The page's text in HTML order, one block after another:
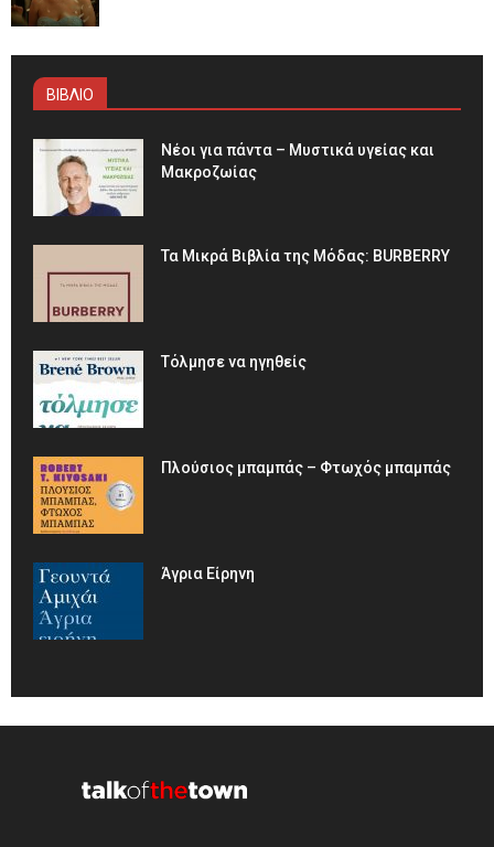
ΒΙΒΛΙΟ
Νέοι για πάντα – Μυστικά υγείας και
Μακροζωίας
Τα Μικρά Βιβλία της Μόδας: BURBERRY
Τόλμησε να ηγηθείς
Πλούσιος μπαμπάς – Φτωχός μπαμπάς
Άγρια Είρηνη